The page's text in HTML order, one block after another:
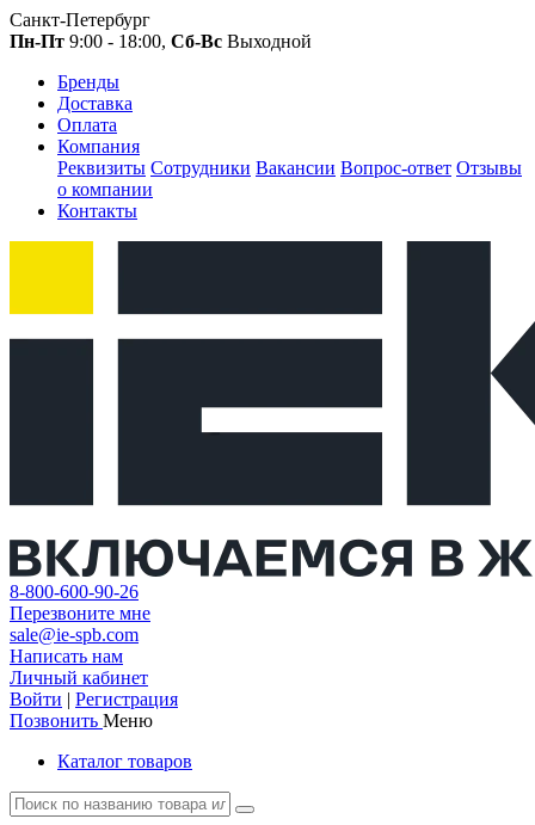
Санкт-Петербург
Пн-Пт 9:00 - 18:00, Сб-Вс Выходной
Бренды
Доставка
Оплата
Компания
Реквизиты Сотрудники Вакансии Вопрос-ответ Отзывы
о компании
Контакты
8-800-600-90-26
Перезвоните мне
sale@ie-spb.com
Написать нам
Личный кабинет
Войти | Регистрация
Позвонить Меню
Каталог товаров